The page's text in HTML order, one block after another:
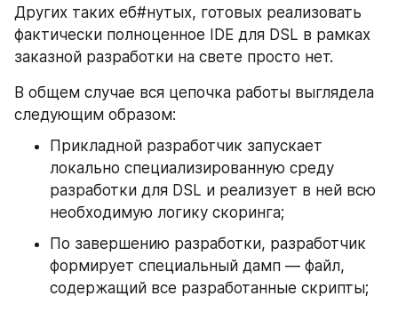
Других таких еб#нутых, готовых реализовать
фактически полноценное IDE для DSL в рамках
заказной разработки на свете просто нет.
В общем случае вся цепочка работы выглядела
следующим образом:
Прикладной разработчик запускает
локально специализированную среду
разработки для DSL и реализует в ней всю
необходимую логику скоринга;
По завершению разработки, разработчик
формирует специальный дамп — файл,
содержащий все разработанные скрипты;